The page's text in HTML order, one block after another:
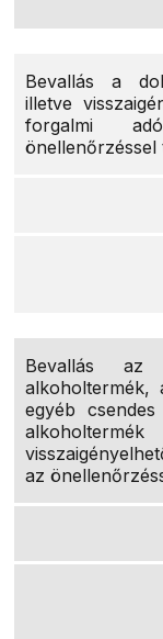
Bevallás a
illetve
forgalmi
Bevallás az
egyéb
az